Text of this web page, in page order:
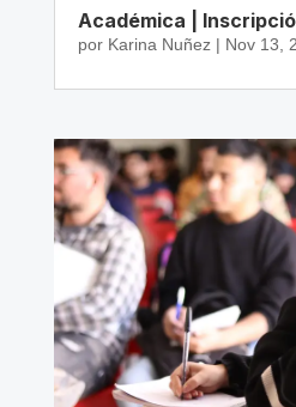
Académica |
por Karina Nuñez| Nov 13,